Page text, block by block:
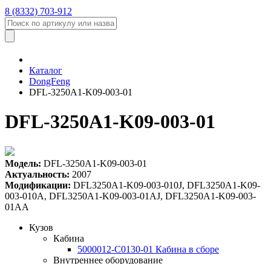
8 (8332) 703-912
Каталог
DongFeng
DFL-3250A1-K09-003-01
DFL-3250A1-K09-003-01
Модель: DFL-3250A1-K09-003-01
Актуальность: 2007
Модификации: DFL3250A1-K09-003-010J, DFL3250A1-K09-
003-010A, DFL3250A1-K09-003-01AJ, DFL3250A1-K09-003-
01AA
Кузов
Кабина
5000012-C0130-01 Кабина в сборе
Внутреннее оборудование